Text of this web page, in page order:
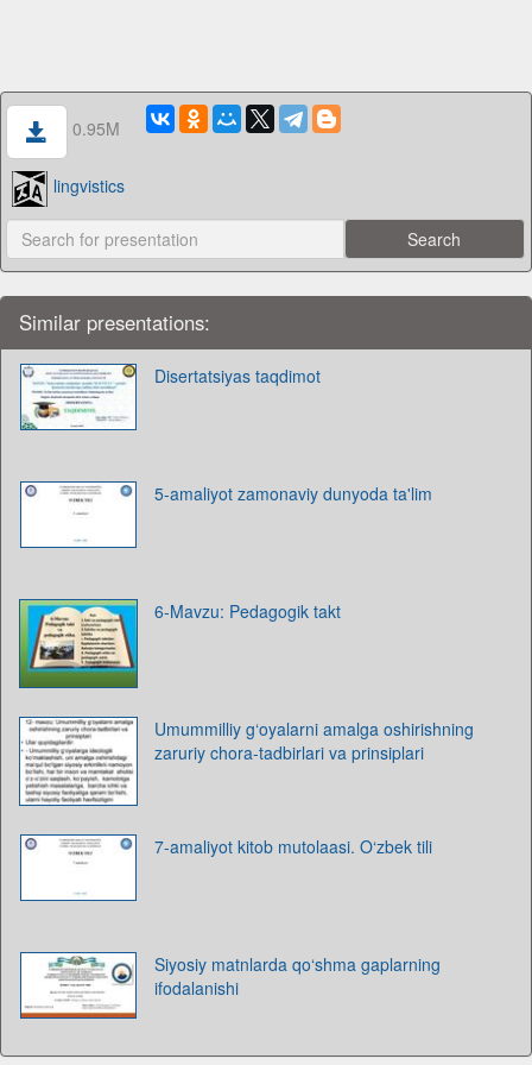
0.95M
lingvistics
Similar presentations:
Disertatsiyas taqdimot
5-amaliyot zamonaviy dunyoda ta'lim
6-Mavzu: Pedagogik takt
Umummilliy g‘oyalarni amalga oshirishning
zaruriy chora-tadbirlari va prinsiplari
7-amaliyot kitob mutolaasi. O‘zbek tili
Siyosiy matnlarda qo‘shma gaplarning
ifodalanishi